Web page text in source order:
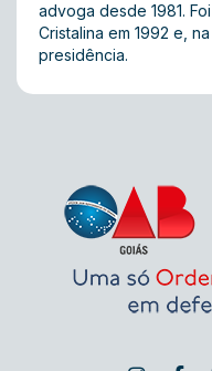
advoga desde 1981.
Cristalina em 1992 e,
presidência.